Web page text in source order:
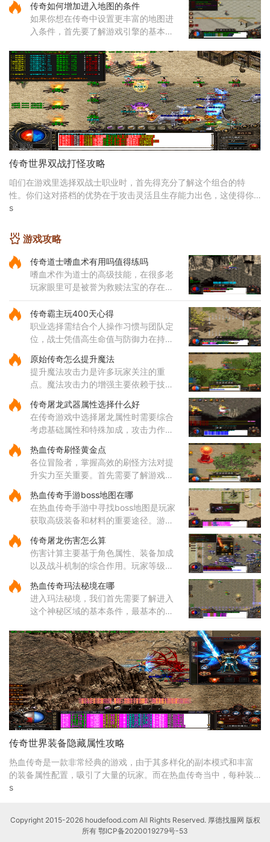
个部位都有其独特的属性加成，需要根
据职业特性进行合理搭配。配
传奇如何增加进入地图的条件
如果你想在传奇中设置更丰富的地图进
入条件，首先要了解游戏引擎的基本操
这类工具可以为地图自定义地形、NPC
位置和互动逻辑。通过修改游戏脚本和
配置
传奇世界双战打怪攻略
咱们在游戏里选择双战士职业时，首先得充分了解这个组合的特
性。你们这对搭档的优势在于攻击灵活且生存能力出色，这使得你
们在面对各种怪物时都游刃有余。想要打出好成绩，就
s
游戏攻略
传奇道士嗜血术有用吗值得练吗
嗜血术作为道士的高级技能，在很多老
玩家眼里可是被誉为救赎法宝的存在。
这个技能不仅伤害可观，还带有独特的
吸血效果，能够在攻击敌人的同时为自
身恢复体力，大大提升了道士
传奇霸主玩400天心得
职业选择需结合个人操作习惯与团队定
位，战士凭借高生命值与防御力在持久
备高爆发特性，道士的召唤兽在继承元
婴属性后能显著提升战斗效率
原始传奇怎么提升魔法
提升魔法攻击力是许多玩家关注的重
点。魔法攻击力的增强主要依赖于技能
电术是一个核心输出技能，能够对远距
离目标造成高额伤害，因此在技
传奇屠龙武器属性选择什么好
在传奇游戏中选择屠龙属性时需要综合
考虑基础属性和特殊加成，攻击力作为
关注，它能有效提升玩家对战各类敌人
的效率。屠龙武器普遍具备较
热血传奇刷怪黄金点
各位冒险者，掌握高效的刷怪方法对提
升实力至关重要。首先需要了解游戏中
地是经验丰富的玩家经常光顾的场所，
这些地方的怪物刷新频率较高
热血传奇手游boss地图在哪
在热血传奇手游中寻找boss地图是玩家
获取高级装备和材料的重要途径。游戏
要包括矿洞、沃玛寺庙、祖玛寺庙、石
墓等地。矿洞分为不同层次，每层
传奇屠龙伤害怎么算
伤害计算主要基于角色属性、装备加成
以及战斗机制的综合作用。玩家等级和
础攻击力和技能伤害，提升等级和增加
主属性点是提高伤害的基础途
热血传奇玛法秘境在哪
进入玛法秘境，我们首先需要了解进入
这个神秘区域的基本条件，最基本的就
这个等级是连门都找不到的。除了等级
要求，还有一个特别重要的东
传奇世界装备隐藏属性攻略
热血传奇是一款非常经典的游戏，由于其多样化的副本模式和丰富
的装备属性配置，吸引了大量的玩家。而在热血传奇当中，每种装
备都有其特殊的隐藏属性，可谓是十分重要。掌握这
s
Copyright 2015-2026 houdefood.com All Rights Reserved. 厚德找服网 版权
所有 鄂ICP备2020019279号-53